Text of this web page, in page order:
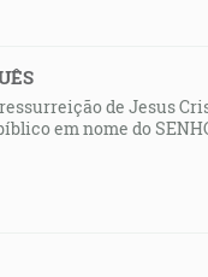
ressurreição de Jesus
em nome do